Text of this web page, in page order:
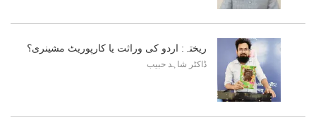
ریختہ: اردو کی وراثت یا کارپوریٹ مشینری؟
ڈاکٹر شاہد حبیب